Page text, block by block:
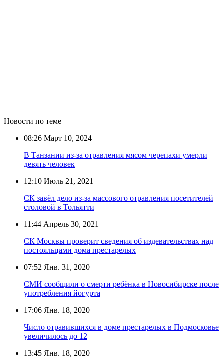
Новости по теме
08:26 Март 10, 2024
В Танзании из-за отравления мясом черепахи умерли
девять человек
12:10 Июль 21, 2021
СК завёл дело из-за массового отравления посетителей
столовой в Тольятти
11:44 Апрель 30, 2021
СК Москвы проверит сведения об издевательствах над
постояльцами дома престарелых
07:52 Янв. 31, 2020
СМИ сообщили о смерти ребёнка в Новосибирске после
употребления йогурта
17:06 Янв. 18, 2020
Число отравившихся в доме престарелых в Подмосковье
увеличилось до 12
13:45 Янв. 18, 2020